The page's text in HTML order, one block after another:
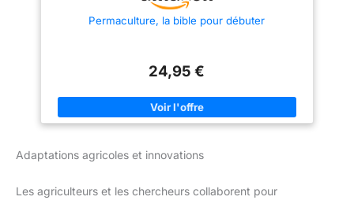
Permaculture, la bible pour débuter
24,95 €
Adaptations agricoles et innovations
Les agriculteurs et les chercheurs collaborent pour